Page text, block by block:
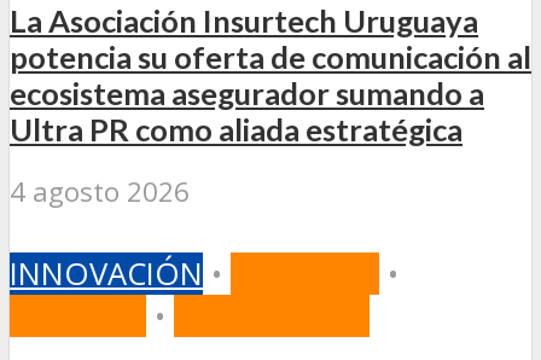
La Asociación Insurtech Uruguaya
potencia su oferta de comunicación al
ecosistema asegurador sumando a
Ultra PR como aliada estratégica
4 agosto 2026
INNOVACIÓN •
•
•